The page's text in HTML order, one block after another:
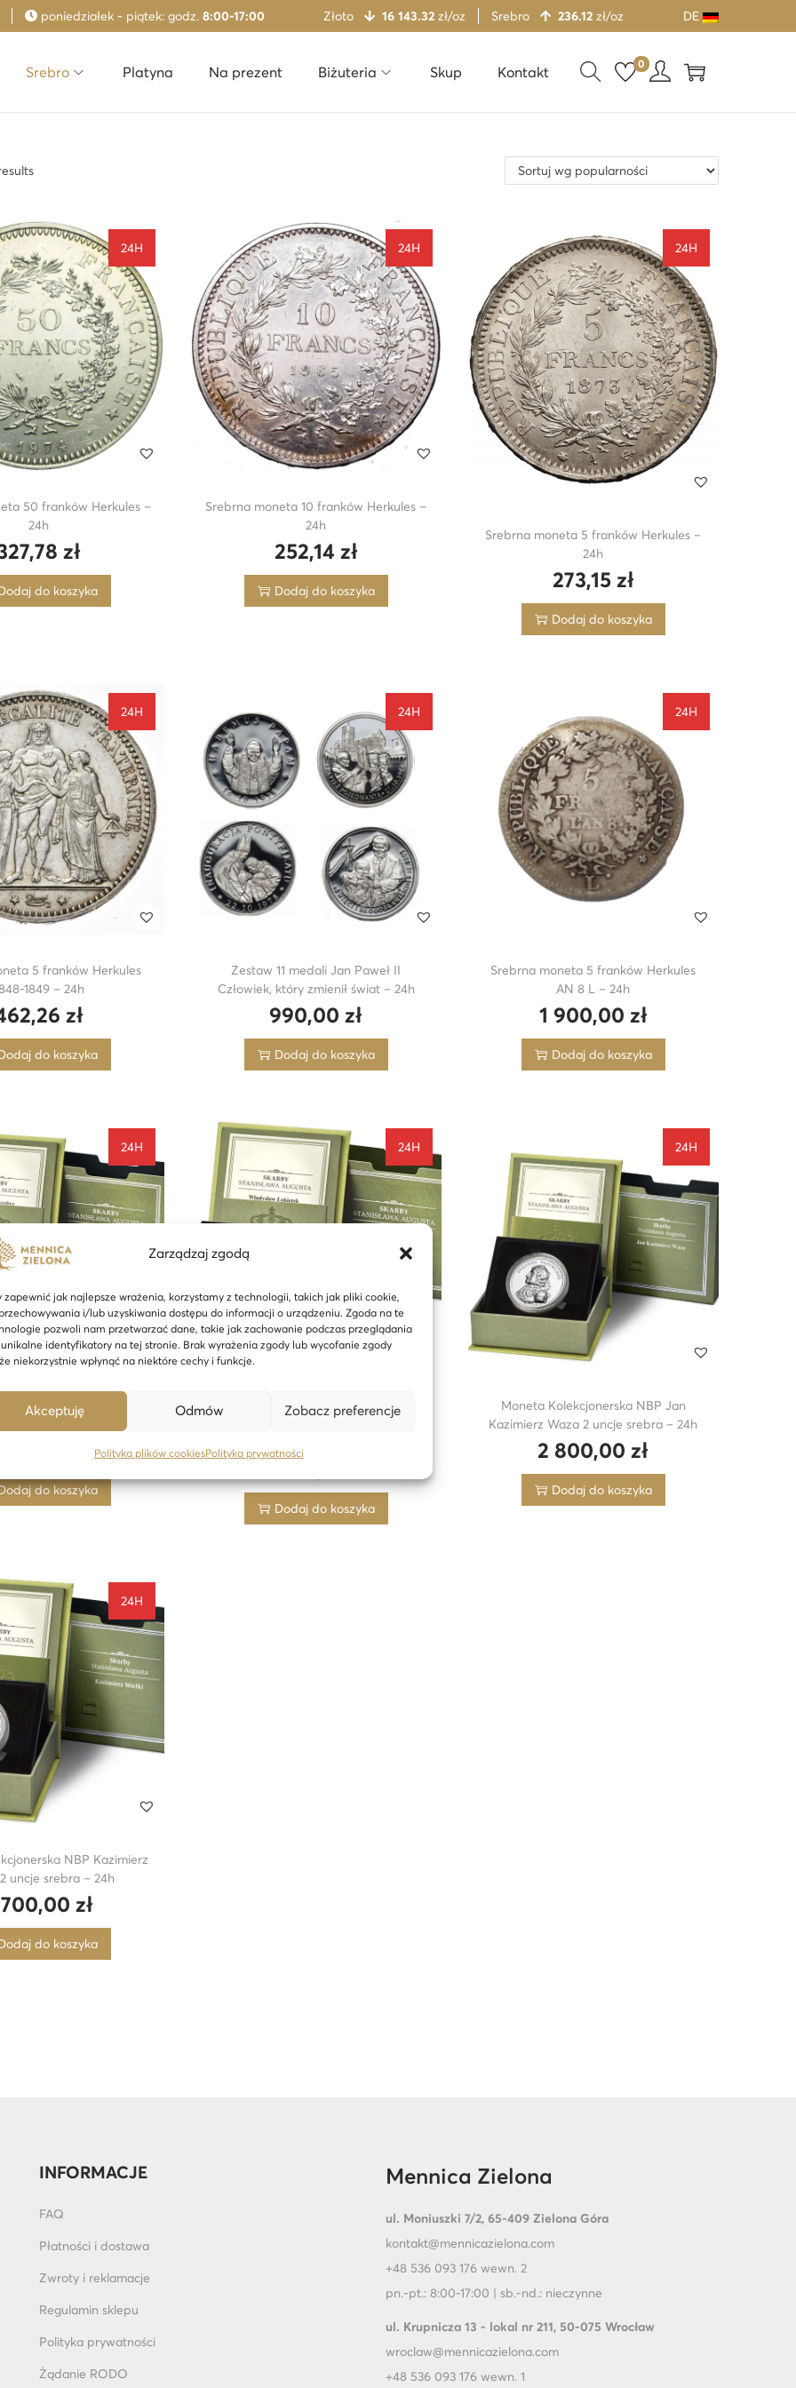
Zarządzaj zgodą
zapewnić jak najlepsze wrażenia, korzystamy z technologii, takich jak pliki cookie,
i/lub uzyskiwania dostępu do informacji o urządzeniu. Zgoda na te
pozwoli nam przetwarzać dane, takie jak zachowanie podczas przeglądania
identyfikatory na tej stronie. Brak wyrażenia zgody lub wycofanie zgody
niekorzystnie wpłynąć na niektóre cechy i funkcje.
Akceptuję Odmów Zobacz preferencje
Polityka plików cookiesPolityka prywatności
poniedziałek - piątek: godz. 8:00-17:00 Złoto 16 143.32 zł/oz Srebro 236.12 zł/oz DE
Srebro Platyna Na prezent Biżuteria Skup Kontakt 0
50 franków Herkules –
24h
zł
24H
do koszyka
Srebrna moneta 10 franków Herkules –
24h
252,14 zł
24H
Dodaj do koszyka
Srebrna moneta 5 franków Herkules –
24h
273,15 zł
24H
Dodaj do koszyka
5 franków Herkules
1849 – 24h
zł
24H
do koszyka
Zestaw 11 medali Jan Paweł II
Człowiek, który zmienił świat – 24h
990,00zł
24H
Dodaj do koszyka
Srebrna moneta 5 franków Herkules
AN 8 L – 24h
1 900,00 zł
24H
Dodaj do koszyka
NBP Bolesław
2 uncje srebra – 24h
24H
do koszyka
Moneta Kolekcjonerska NBP
24H
Dodaj do koszyka
Moneta Kolekcjonerska NBP Jan
Kazimierz Waza 2 uncje srebra – 24h
2 800,00zł
24H
Dodaj do koszyka
NBP Kazimierz
uncje srebra – 24h
zł
24H
do koszyka
INFORMACJE
FAQ
Płatności i dostawa
Zwroty i reklamacje
Regulamin sklepu
Polityka prywatności
Żądanie RODO
Mennica Zielona
ul. Moniuszki 7/2, 65-409 Zielona Góra
kontakt@mennicazielona.com
+48 536 093 176 wewn. 2
pn.-pt.: 8:00-17:00 | sb.-nd.: nieczynne
ul. Krupnicza 13 - lokal nr 211, 50-075 Wrocław
wroclaw@mennicazielona.com
+48 536 093 176 wewn. 1